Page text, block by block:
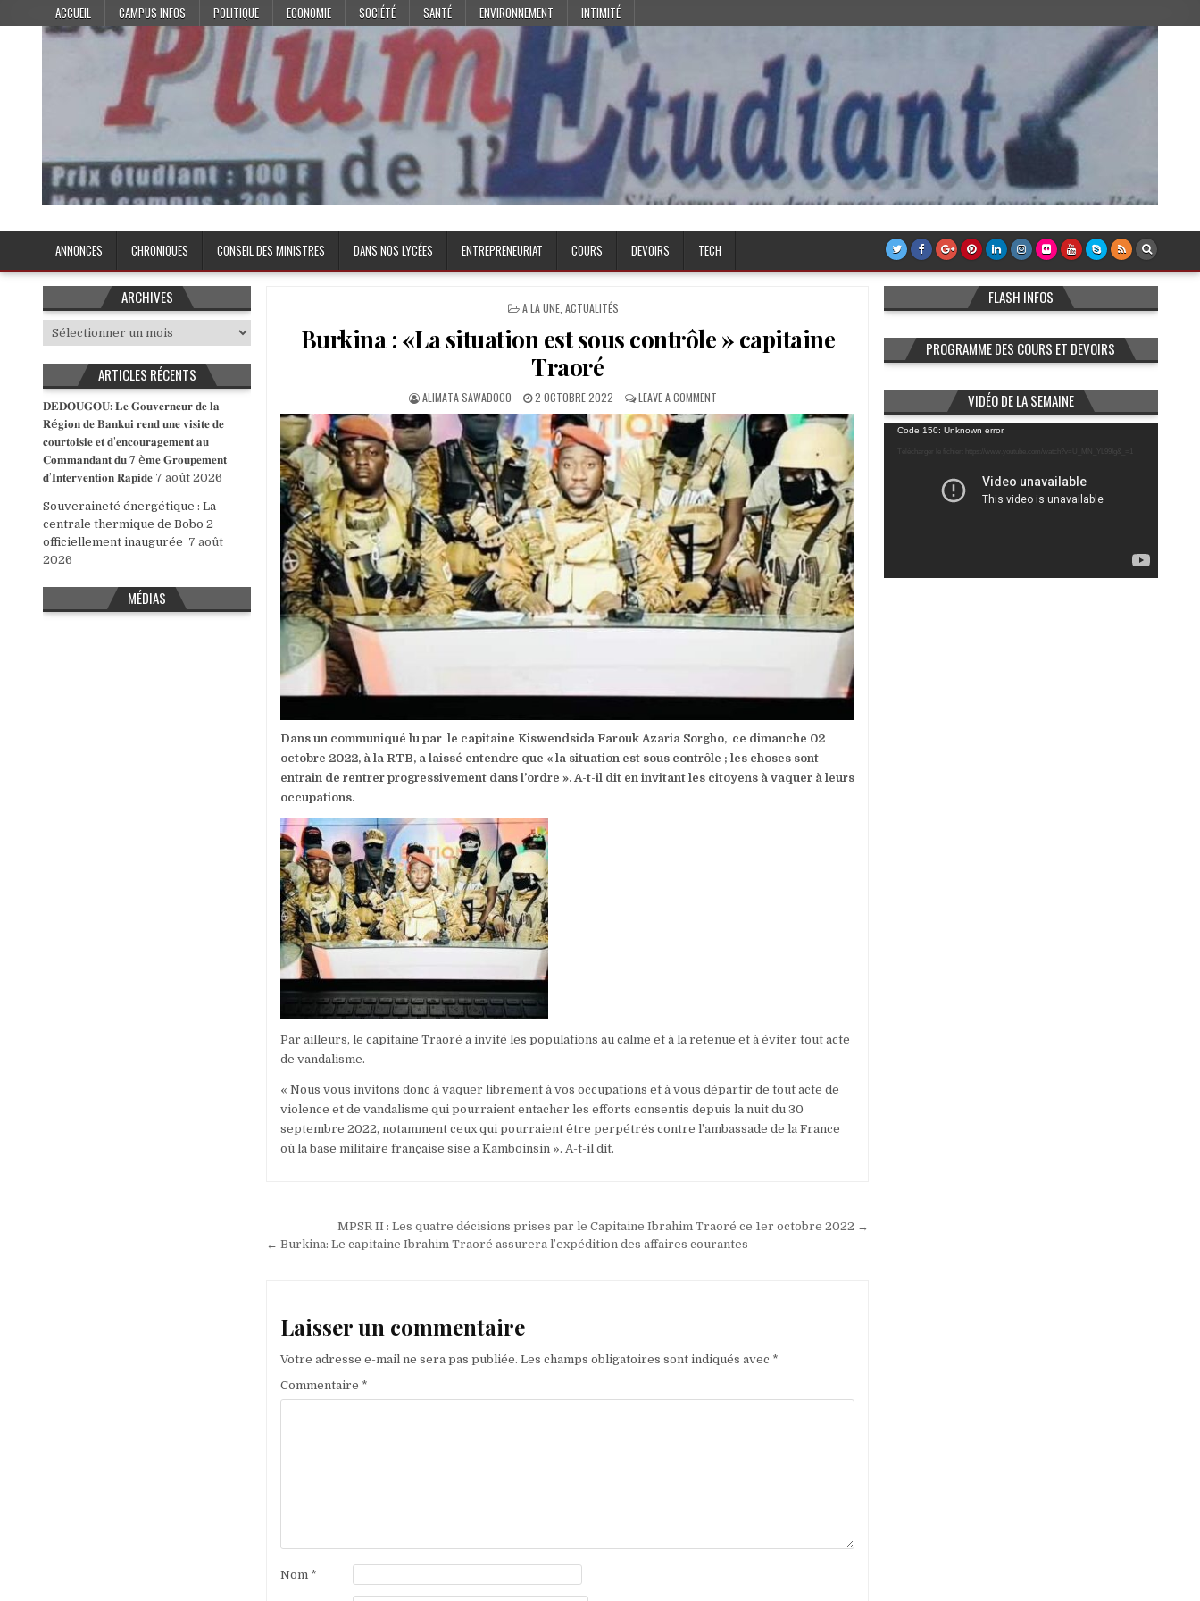
to
ACCUEIL CAMPUS INFOS POLITIQUE ECONOMIE SOCIÉTÉ SANTÉ ENVIRONNEMENT INTIMITÉ
Plume de l'Etudiant
ANNONCES CHRONIQUES CONSEIL DES MINISTRES DANS NOS LYCÉES ENTREPRENEURIAT COURS DEVOIRS TECH
POSTED
A LA UNE, ACTUALITÉS
Burkina : «La situation est sous contrôle » capitaine
Traoré
AUTHOR:
ALIMATA SAWADOGO
PUBLISHED
DATE:
2 OCTOBRE 2022 LEAVE A COMMENT
BURKINA
«LA
SITUATION
EST
SOUS
CONTRÔLE
»
CAPITAINE
TRAORÉ
Dans un communiqué lu par le capitaine Kiswendsida Farouk Azaria Sorgho, ce dimanche 02
octobre 2022, à la RTB, a laissé entendre que « la situation est sous contrôle ; les choses sont
entrain de rentrer progressivement dans l’ordre ». A-t-il dit en invitant les citoyens à vaquer à leurs
occupations.
Par ailleurs, le capitaine Traoré a invité les populations au calme et à la retenue et à éviter tout acte
de vandalisme.
« Nous vous invitons donc à vaquer librement à vos occupations et à vous départir de tout acte de
violence et de vandalisme qui pourraient entacher les efforts consentis depuis la nuit du 30
septembre 2022, notamment ceux qui pourraient être perpétrés contre l’ambassade de la France
où la base militaire française sise a Kamboinsin ». A-t-il dit.
Navigation
de
MPSR II : Les quatre décisions prises par le Capitaine Ibrahim Traoré ce 1er octobre 2022 →
← Burkina: Le capitaine Ibrahim Traoré assurera l’expédition des affaires courantes
Laisser un commentaire
Votre adresse e-mail ne sera pas publiée. Les champs obligatoires sont indiqués avec *
Commentaire *
Nom *
ARCHIVES
Archives
ARTICLES RÉCENTS
𝐃𝐄𝐃𝐎𝐔𝐆𝐎𝐔: 𝐋𝐞 𝐆𝐨𝐮𝐯𝐞𝐫𝐧𝐞𝐮𝐫 𝐝𝐞 𝐥𝐚
𝐑é𝐠𝐢𝐨𝐧 𝐝𝐞 𝐁𝐚𝐧𝐤𝐮𝐢 𝐫𝐞𝐧𝐝 𝐮𝐧𝐞 𝐯𝐢𝐬𝐢𝐭𝐞 𝐝𝐞
𝐜𝐨𝐮𝐫𝐭𝐨𝐢𝐬𝐢𝐞 𝐞𝐭 𝐝’𝐞𝐧𝐜𝐨𝐮𝐫𝐚𝐠𝐞𝐦𝐞𝐧𝐭 𝐚𝐮
𝐂𝐨𝐦𝐦𝐚𝐧𝐝𝐚𝐧𝐭 𝐝𝐮 𝟕 è𝐦𝐞 𝐆𝐫𝐨𝐮𝐩𝐞𝐦𝐞𝐧𝐭
𝐝’𝐈𝐧𝐭𝐞𝐫𝐯𝐞𝐧𝐭𝐢𝐨𝐧 𝐑𝐚𝐩𝐢𝐝𝐞 7 août 2026
Souveraineté énergétique : La
centrale thermique de Bobo 2
officiellement inaugurée 7 août
2026
MÉDIAS
FLASH INFOS
PROGRAMME DES COURS ET DEVOIRS
VIDÉO DE LA SEMAINE
Lecteur
vidéo
Code 150: Unknown error.
Télécharger le fichier: https://www.youtube.com/watch?v=U_MN_YL99Ig&_=1